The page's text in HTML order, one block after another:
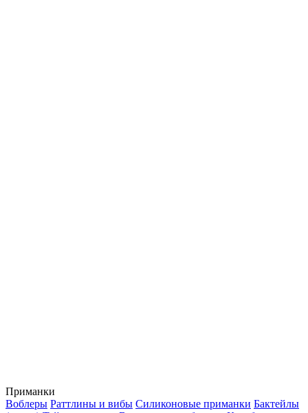
Приманки
Воблеры Раттлины и вибы Силиконовые приманки Бактейлы